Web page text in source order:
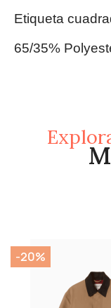
Etiqueta
65/35%
-20%